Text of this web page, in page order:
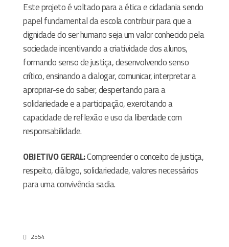
Este projeto é voltado para a ética e cidadania sendo
papel fundamental da escola contribuir para que a
dignidade do ser humano seja um valor conhecido pela
sociedade incentivando a criatividade dos alunos,
formando senso de justiça, desenvolvendo senso
crítico, ensinando a dialogar, comunicar, interpretar a
apropriar-se do saber, despertando para a
solidariedade e a participação, exercitando a
capacidade de reflexão e uso da liberdade com
responsabilidade.
OBJETIVO GERAL:Compreender o conceito de justiça,
respeito, diálogo, solidariedade, valores necessários
para uma convivência sadia.
2554